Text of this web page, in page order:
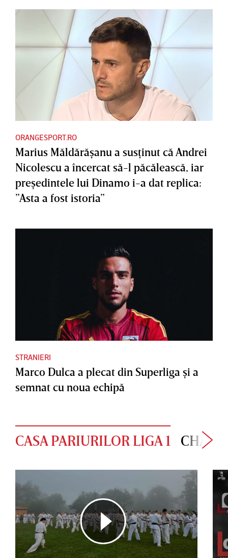
ORANGESPORT.RO
Marius Măldărăşanu a susţinut că Andrei
Nicolescu a încercat să-l păcălească, iar
preşedintele lui Dinamo i-a dat replica:
”Asta a fost istoria”
STRANIERI
Marco Dulca a plecat din Superliga şi a
semnat cu noua echipă
CASA PARIURILOR LIGA 1